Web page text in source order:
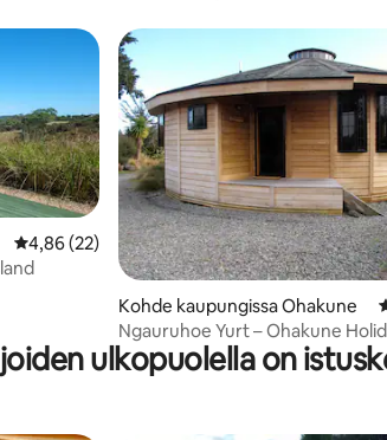
Keskimääräinen arvio 4,86/5, 22 arvostelua
4,86 (22)
Kohde kaupungissa Ohakune
Ngauruhoe Yurt – Ohakune
Home
ulkopuolella on